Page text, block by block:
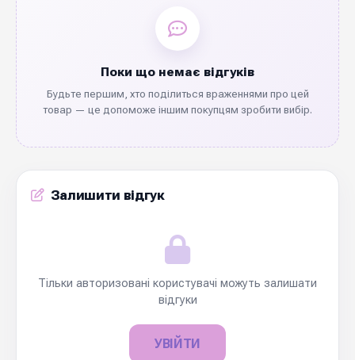
Поки що немає відгуків
Будьте першим, хто поділиться враженнями про цей
товар — це допоможе іншим покупцям зробити вибір.
Залишити відгук
Тільки авторизовані користувачі можуть залишати
відгуки
УВІЙТИ